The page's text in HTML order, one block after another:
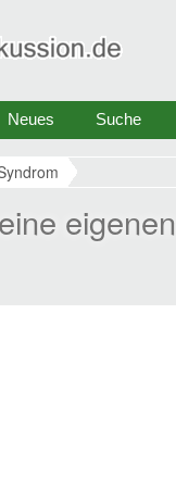
Neues Suche